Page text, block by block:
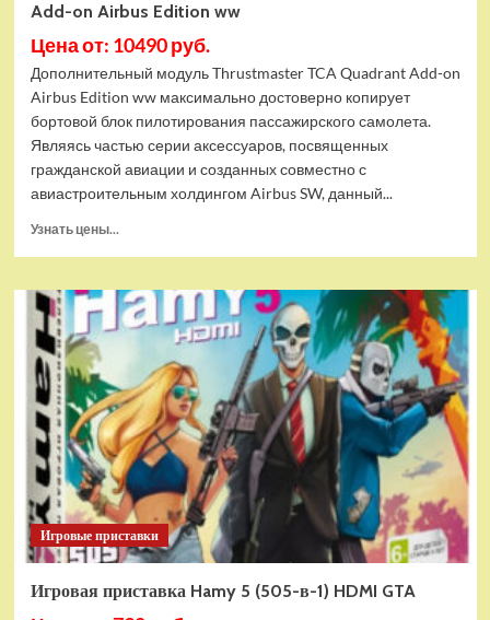
Add-on Airbus Edition ww
Цена от: 10490 руб.
Дополнительный модуль Thrustmaster TCA Quadrant Add-on
Airbus Edition ww максимально достоверно копирует
бортовой блок пилотирования пассажирского самолета.
Являясь частью серии аксессуаров, посвященных
гражданской авиации и созданных совместно с
авиастроительным холдингом Airbus SW, данный...
Узнать цены...
Дополнительный
модуль
Thrustmaster
Quadrant
Add-
on
Airbus
Edition
ww
Игровые приставки
Игровая приставка Hamy 5 (505-в-1) HDMI GTA